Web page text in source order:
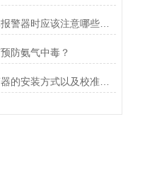
使用有毒气体报警器时应该注意哪些事项
防氨气中毒？
可燃气体报警器的安装方式以及校准注意事项